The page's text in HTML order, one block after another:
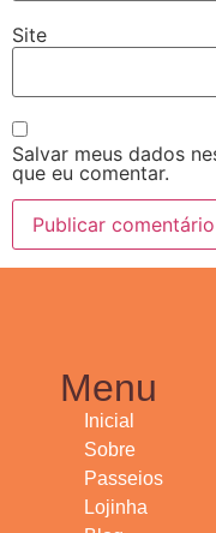
Site
Salvar meus dados
que eu comentar.
Menu
Inicial
Sobre
Passeios
Lojinha